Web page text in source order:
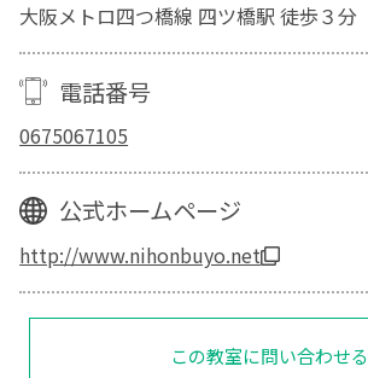
大阪メトロ四つ橋線 四ツ橋駅 徒歩３分
電話番号
0675067105
公式ホームページ
http://www.nihonbuyo.net
この教室に問い合わせる